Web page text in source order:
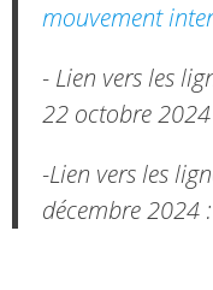
mouvement
- Lien vers les
22 octobre
-Lien vers les
décembre 2024 :